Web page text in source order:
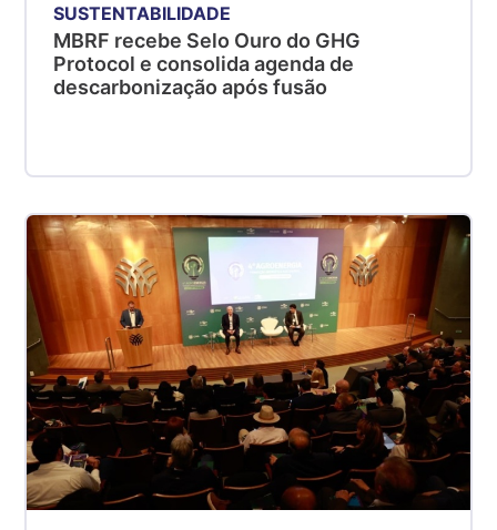
SUSTENTABILIDADE
MBRF recebe Selo Ouro do GHG
Protocol e consolida agenda de
descarbonização após fusão